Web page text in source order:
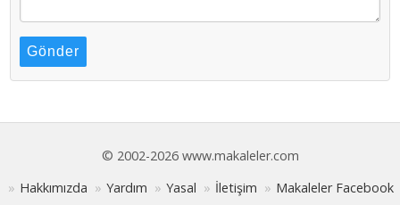
Gönder
© 2002-2026 www.makaleler.com
Hakkımızda
Yardım Yasal İletişim Makaleler Facebook